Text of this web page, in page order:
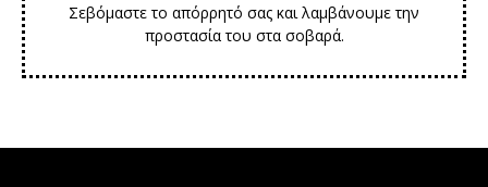
Σεβόμαστε το απόρρητό σας και λαμβάνουμε την
προστασία του στα σοβαρά.